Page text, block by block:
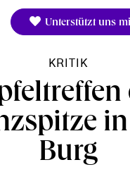
Unterstützt uns
KRITIK
Burg